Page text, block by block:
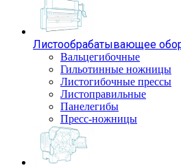
Листообрабатывающее
Вальцегибочные
Гильотинные ножницы
Листогибочные прессы
Листоправильные
Панелегибы
Пресс-ножницы